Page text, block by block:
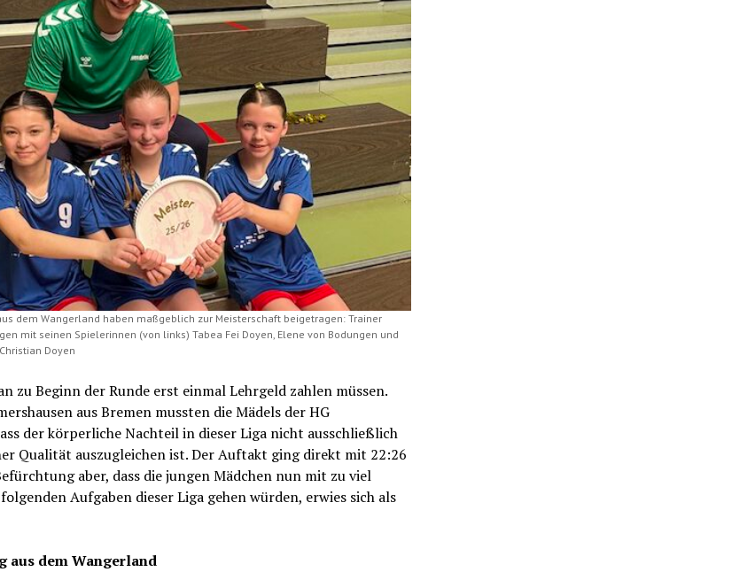
dem Wangerland haben maßgeblich zur Meisterschaft beigetragen: Trainer
mit seinen Spielerinnen (von links) Tabea Fei Doyen, Elene von Bodungen und
Doyen
zu Beginn der Runde erst einmal Lehrgeld zahlen müssen.
aus Bremen mussten die Mädels der HG
der körperliche Nachteil in dieser Liga nicht ausschließlich
Qualität auszugleichen ist. Der Auftakt ging direkt mit 22:26
aber, dass die jungen Mädchen nun mit zu viel
Aufgaben dieser Liga gehen würden, erwies sich als
aus dem Wangerland